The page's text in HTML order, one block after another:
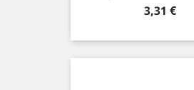
Preis
3,31 €